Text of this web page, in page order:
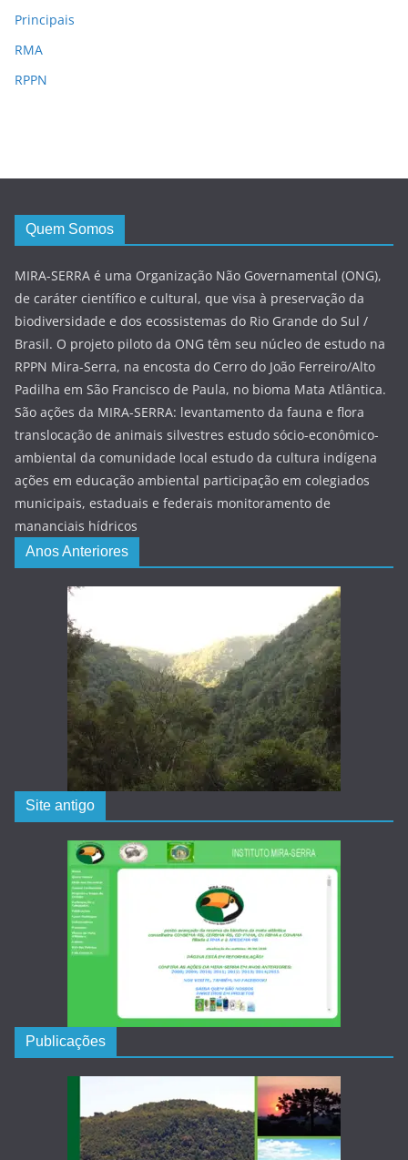
Principais
RMA
RPPN
Quem Somos
MIRA-SERRA é uma Organização Não Governamental (ONG),
de caráter científico e cultural, que visa à preservação da
biodiversidade e dos ecossistemas do Rio Grande do Sul /
Brasil. O projeto piloto da ONG têm seu núcleo de estudo na
RPPN Mira-Serra, na encosta do Cerro do João Ferreiro/Alto
Padilha em São Francisco de Paula, no bioma Mata Atlântica.
São ações da MIRA-SERRA: levantamento da fauna e flora
translocação de animais silvestres estudo sócio-econômico-
ambiental da comunidade local estudo da cultura indígena
ações em educação ambiental participação em colegiados
municipais, estaduais e federais monitoramento de
mananciais hídricos
Anos Anteriores
Site antigo
Publicações